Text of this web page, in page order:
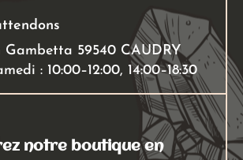
Gambetta 59540 CAUDRY
: 10:00–12:00, 14:00–18:30
notre boutique en